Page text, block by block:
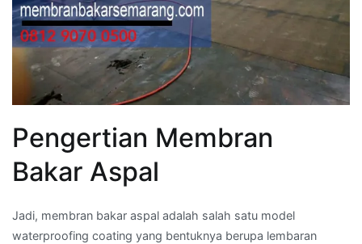
Pengertian Membran
Bakar Aspal
Jadi, membran bakar aspal adalah salah satu model
waterproofing coating yang bentuknya berupa lembaran